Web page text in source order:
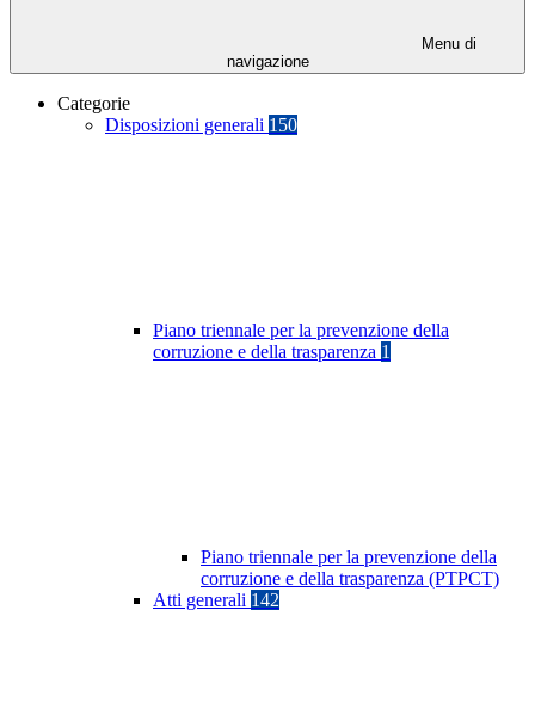
Menu di
navigazione
Categorie
Disposizioni generali 150
Piano triennale per la prevenzione della
corruzione e della trasparenza 1
Piano triennale per la prevenzione della
corruzione e della trasparenza (PTPCT)
Atti generali 142